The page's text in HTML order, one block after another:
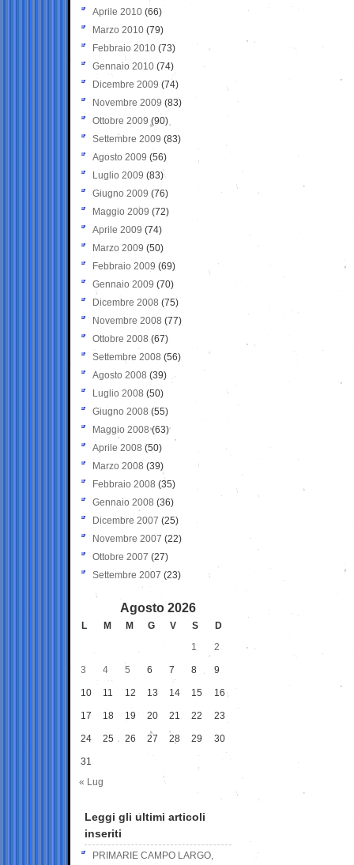
Aprile 2010 (66)
Marzo 2010 (79)
Febbraio 2010 (73)
Gennaio 2010 (74)
Dicembre 2009 (74)
Novembre 2009 (83)
Ottobre 2009 (90)
Settembre 2009 (83)
Agosto 2009 (56)
Luglio 2009 (83)
Giugno 2009 (76)
Maggio 2009 (72)
Aprile 2009 (74)
Marzo 2009 (50)
Febbraio 2009 (69)
Gennaio 2009 (70)
Dicembre 2008 (75)
Novembre 2008 (77)
Ottobre 2008 (67)
Settembre 2008 (56)
Agosto 2008 (39)
Luglio 2008 (50)
Giugno 2008 (55)
Maggio 2008(63)
Aprile 2008 (50)
Marzo 2008 (39)
Febbraio 2008 (35)
Gennaio 2008 (36)
Dicembre 2007 (25)
Novembre 2007 (22)
Ottobre 2007 (27)
Settembre 2007 (23)
Agosto 2026
L M M G V S
D
1
2
3 4 5 6 7 8 9
10 11 12 13 14 15 16
17 18 19 20 21 22 23
24 25 26 27 28 29 30
31
« Lug
Leggi gli ultimi articoli
inseriti
PRIMARIE CAMPO LARGO,